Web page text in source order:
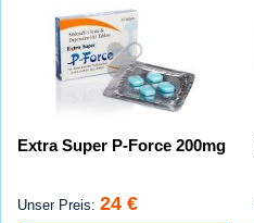
Extra Super P-Force 200mg
Unser Preis: 24 €